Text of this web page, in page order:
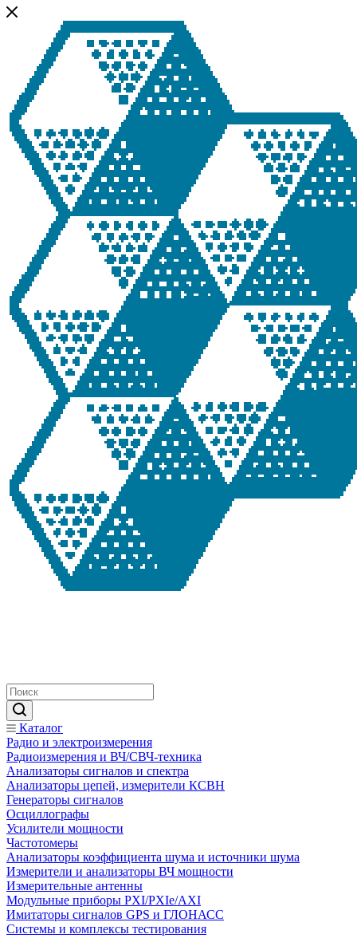
Каталог
Радио и электроизмерения
Радиоизмерения и ВЧ/СВЧ-техника
Анализаторы сигналов и спектра
Анализаторы цепей, измерители КСВН
Генераторы сигналов
Осциллографы
Усилители мощности
Частотомеры
Анализаторы коэффициента шума и источники шума
Измерители и анализаторы ВЧ мощности
Измерительные антенны
Модульные приборы PXI/PXIe/AXI
Имитаторы сигналов GPS и ГЛОНАСС
Системы и комплексы тестирования